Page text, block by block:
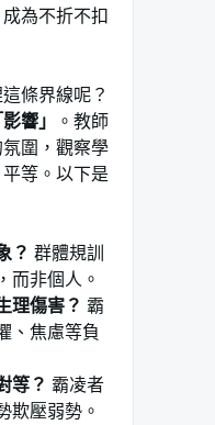
為不折不扣
條界線呢？
響」
。教師
圍，觀察學
等。以下是
？ 群體規訓
而非個人。
理傷害？ 霸
、焦慮等負
等？ 霸凌者
欺壓弱勢。